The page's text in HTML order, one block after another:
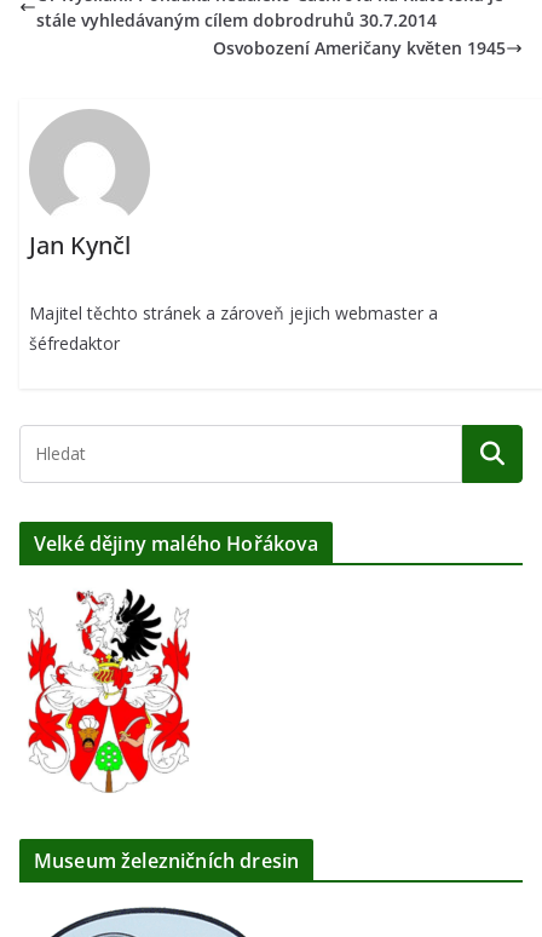
stále vyhledávaným cílem dobrodruhů 30.7.2014
Osvobození Američany květen 1945
Jan Kynčl
Majitel těchto stránek a zároveň jejich webmaster a
šéfredaktor
Velké dějiny malého Hořákova
Museum železničních dresin